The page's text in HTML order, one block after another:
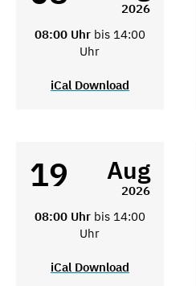
2026
08:00 Uhr bis 14:00
Uhr
iCal Download
19 Aug
2026
08:00 Uhr bis 14:00
Uhr
iCal Download